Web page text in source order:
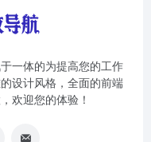
一体的为提高您的工作
设计风格，全面的前端
欢迎您的体验！